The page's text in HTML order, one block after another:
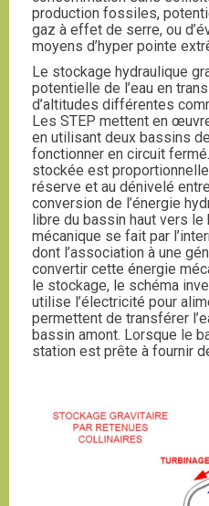
production fossiles,
gaz à effet de serre, ou
moyens d’hyper pointe
Le stockage hydraulique
potentielle de l’eau en
d’altitudes différentes
Les STEP mettent en
en utilisant deux bassins
fonctionner en circuit
stockée est proportionnelle
réserve et au dénivelé
conversion de l’énergie
libre du bassin haut vers
mécanique se fait par
dont l’association à une
convertir cette énergie
le stockage, le schéma
utilise l’électricité pour
permettent de transférer
bassin amont. Lorsque le
station est prête à fournir